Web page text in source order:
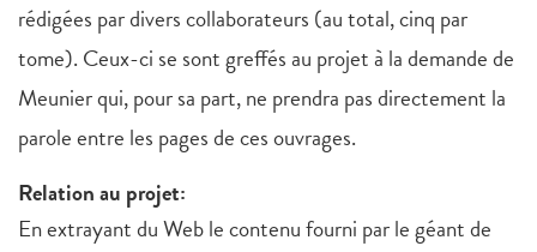
rédigées par divers collaborateurs (au total, cinq par
tome). Ceux-ci se sont greffés au projet à la demande de
Meunier qui, pour sa part, ne prendra pas directement la
parole entre les pages de ces ouvrages.
Relation au projet:
En extrayant du Web le contenu fourni par le géant de